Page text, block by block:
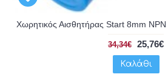
Χωρητικός Αισθητήρας Start 8mm
34,34€ 25,76€
Καλάθι